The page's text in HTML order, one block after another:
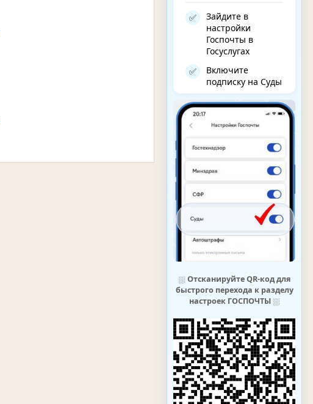
✅
Зайдите в
настройки
Госпочты в
Госуслугах
✅
Включите
подписку на Суды
⛆ Отсканируйте QR-код для
быстрого перехода к разделу
настроек ГОСПОЧТЫ⛆